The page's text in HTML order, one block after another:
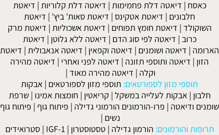
כאסח | דיאטה דלת פחמימות | דיאטה דלת קלוריות | דיאטת
חלבונים | דיאטת אטקינס | דיאטת סאות' ביץ' | דיאטת
השוקולד | דיאטת חומץ תפוחים | דיאטת אשכוליות | דיאטת מרק
כרוב | דיאטה לפי סוג הדם | דיאטה ללא גלוטן | דיאטת
הארומה | דיאטה ושומנים | דיאטה וקפאין | דיאטה אנאבולית | דיאטת
הזון | דיאטה ותוספי תזונה | דיאטה לפני ואחרי | דיאטה מהירה
וקלה | דיאטה מהירה מאוד |
תוספי מזון לספורטאים: תוספי מזון לספורטאים | אבקות
חלבון |אבקות לעלייה במשקל | קריאטין | חומצות אמינו |שרפת
שומנים ודיאטה | פרו-הורמונים הורמוני גדילה | פיתוח גוף | פיתוח גוף
נשים |
תרופות והורמונים: הורמון גדילה |טסטוסטרון |
IGF-1
|סטרואידים